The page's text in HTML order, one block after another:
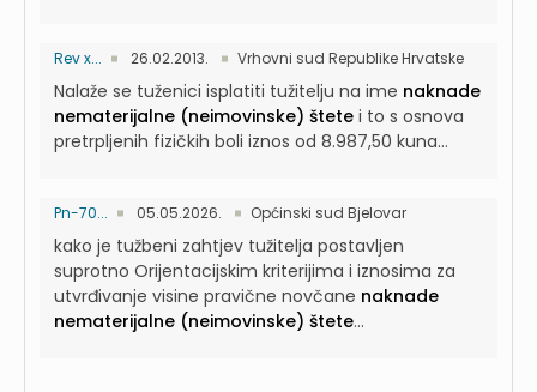
Rev x... 26.02.2013. Vrhovni sud Republike Hrvatske
Nalaže se tuženici isplatiti tužitelju na ime naknade
nematerijalne (neimovinske) štete i to s osnova
pretrpljenih fizičkih boli iznos od 8.987,50 kuna...
Pn-70... 05.05.2026. Općinski sud Bjelovar
kako je tužbeni zahtjev tužitelja postavljen
suprotno Orijentacijskim kriterijima i iznosima za
utvrđivanje visine pravične novčane naknade
nematerijalne (neimovinske) štete...